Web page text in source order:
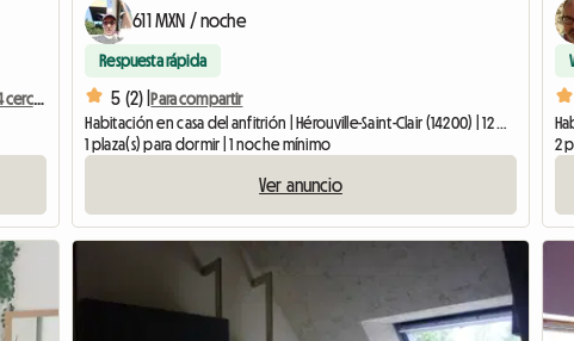
Acogedora habitación en alquiler en MONDEVILLE 14 cerca de CAEN
611 MXN / noche
Respuesta rápida
5 (2) |Para compartir
Habitación en casa del anfitrión | Hérouville-Saint-Clair (14200) | 12 M2
1 plaza(s) para dormir | 1 noche mínimo
Ver anuncio
2